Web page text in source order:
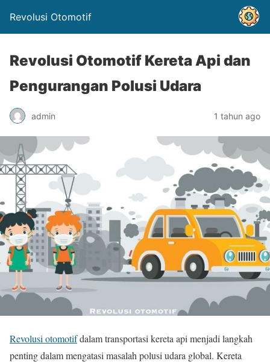
Revolusi Otomotif
Revolusi Otomotif Kereta Api dan
Pengurangan Polusi Udara
admin 1 tahun ago
Revolusi otomotifdalam transportasi kereta api menjadi langkah
penting dalam mengatasi masalah polusi udara global. Kereta